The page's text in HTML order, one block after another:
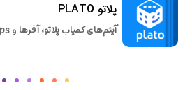
پلاتو PLATO
آیتم‌های کمیاب پلاتو، آفرها و pips